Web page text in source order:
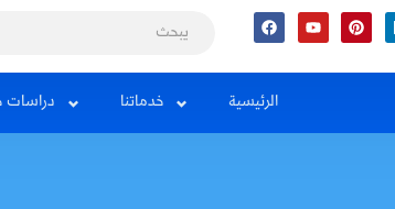
دراسات خدماتنا الرئيسية